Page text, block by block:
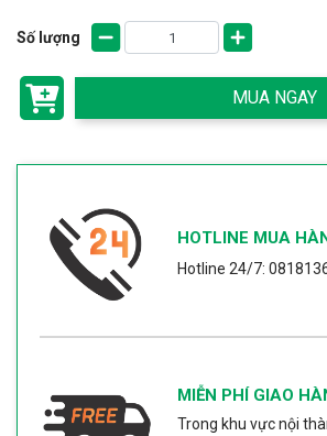
Số lượng
MUA NGAY
HOTLINE MUA
Hotline 24/7:
MIỄN PHÍ GIAO
Trong khu vực nội